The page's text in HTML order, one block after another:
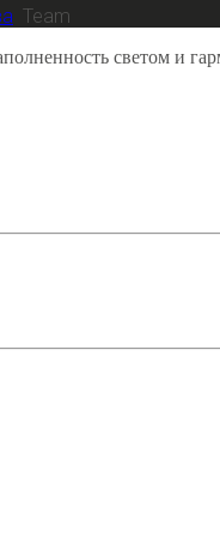
Team
светом и